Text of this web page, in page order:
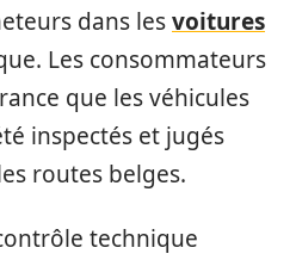
dans lesvoitures
Les consommateurs
que les véhicules
inspectés et jugés
routes belges.
technique